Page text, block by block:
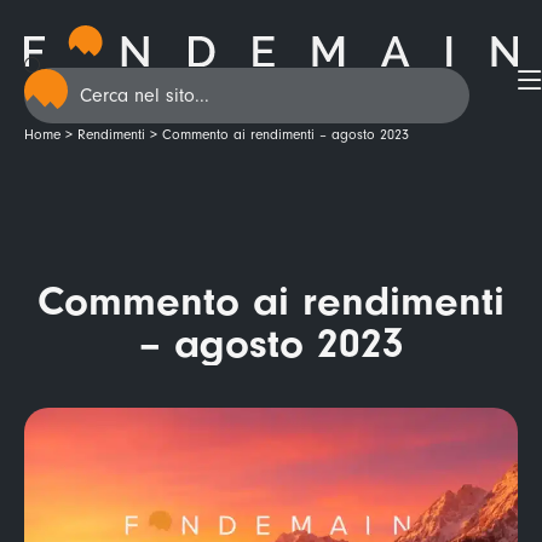
Home > Rendimenti > Commento ai rendimenti – agosto 2023
Commento ai rendimenti
– agosto 2023